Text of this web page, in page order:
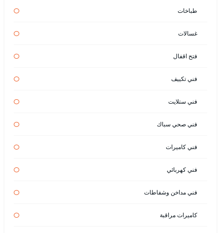
طباخات
غسالات
فتح اقفال
فني تكييف
فني ستلايت
فني صحي سباك
فني كاميرات
فني كهربائي
فني مداخن وشفاطات
كاميرات مراقبة